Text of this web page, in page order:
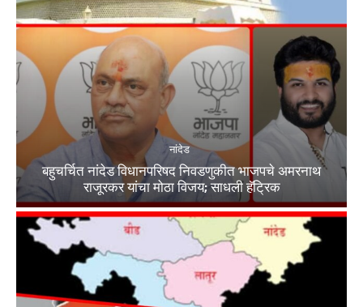
नांदेड
बहुचर्चित नांदेड विधानपरिषद निवडणुकीत भाजपचे अमरनाथ
राजूरकर यांचा मोठा विजय; साधली हॅट्रिक